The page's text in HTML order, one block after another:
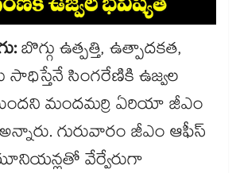
బొగ్గు ఉత్పత్తి, ఉత్పాదకత,
సాధిస్తేనే సింగరేణికి ఉజ్వల
మందమర్రి ఏరియా జీఎం
గురువారం జీఎం ఆఫీస్​
వేర్వేరుగా